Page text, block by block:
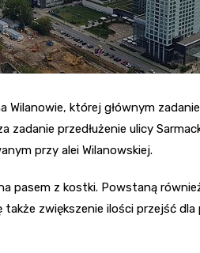
której głównym
zadanie przedłużenie ulicy
przy alei Wilanowskiej.
pasem z kostki. Powstaną
zwiększenie ilości przejść